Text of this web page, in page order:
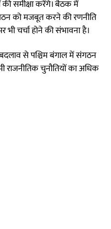
समीक्षा करेंगे। बैठक में
को मजबूत करने की रणनीति
भी चर्चा होने की संभावना है।
से पश्चिम बंगाल में संगठन
राजनीतिक चुनौतियों का अधिक